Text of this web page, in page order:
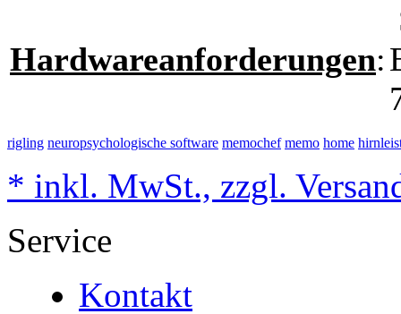
Hardwareanforderungen:
rigling neuropsychologische software memochef memo home
* inkl. MwSt., zzgl.
Service
Kontakt